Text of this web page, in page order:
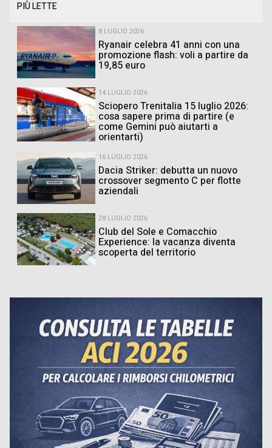
PIÙ LETTE
8 LUGLIO 2026
Ryanair celebra 41 anni con una
promozione flash: voli a partire da
19,85 euro
14 LUGLIO 2026
Sciopero Trenitalia 15 luglio 2026:
cosa sapere prima di partire (e
come Gemini può aiutarti a
orientarti)
16 LUGLIO 2026
Dacia Striker: debutta un nuovo
crossover segmento C per flotte
aziendali
28 LUGLIO 2026
Club del Sole e Comacchio
Experience: la vacanza diventa
scoperta del territorio